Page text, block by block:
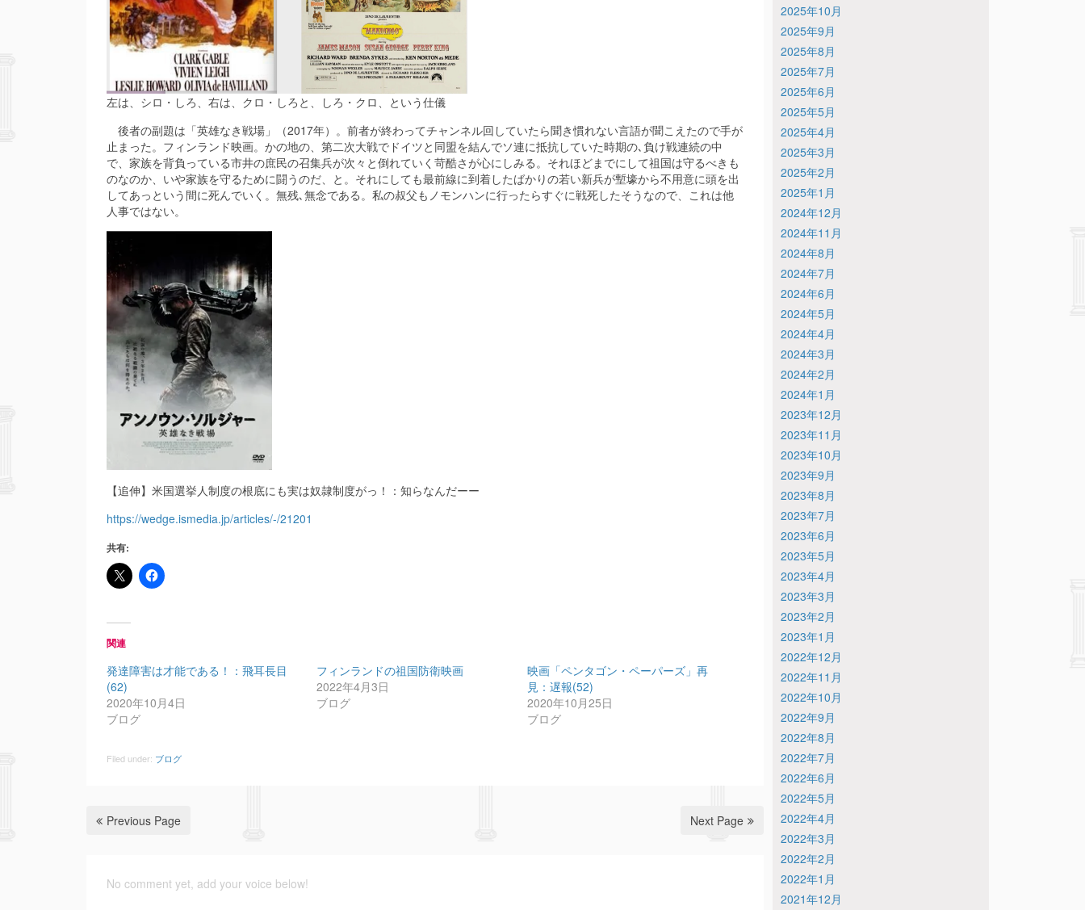
左は、シロ・しろ、右は、クロ・しろと、しろ・クロ、という仕儀
後者の副題は「英雄なき戦場」（2017年）。前者が終わってチャンネル回していたら聞き慣れない言語が聞こえたので手が
止まった。フィンランド映画。かの地の、第二次大戦でドイツと同盟を結んでソ連に抵抗していた時期の､負け戦連続の中
で、家族を背負っている市井の庶民の召集兵が次々と倒れていく苛酷さが心にしみる。それほどまでにして祖国は守るべきも
のなのか、いや家族を守るために闘うのだ、と。それにしても最前線に到着したばかりの若い新兵が塹壕から不用意に頭を出
してあっという間に死んでいく。無残､無念である。私の叔父もノモンハンに行ったらすぐに戦死したそうなので、これは他
人事ではない。
【追伸】米国選挙人制度の根底にも実は奴隷制度がっ！：知らなんだーー
https://wedge.ismedia.jp/articles/-/21201
共有:
関連
発達障害は才能である！：飛耳長目
(62)
2020年10月4日
ブログ
フィンランドの祖国防衛映画
2022年4月3日
ブログ
映画「ペンタゴン・ペーパーズ」再
見：遅報(52)
2020年10月25日
ブログ
Filed under: ブログ
Previous Page Next Page
No comment yet, add your voice below!
2025年10月
2025年9月
2025年8月
2025年7月
2025年6月
2025年5月
2025年4月
2025年3月
2025年2月
2025年1月
2024年12月
2024年11月
2024年8月
2024年7月
2024年6月
2024年5月
2024年4月
2024年3月
2024年2月
2024年1月
2023年12月
2023年11月
2023年10月
2023年9月
2023年8月
2023年7月
2023年6月
2023年5月
2023年4月
2023年3月
2023年2月
2023年1月
2022年12月
2022年11月
2022年10月
2022年9月
2022年8月
2022年7月
2022年6月
2022年5月
2022年4月
2022年3月
2022年2月
2022年1月
2021年12月